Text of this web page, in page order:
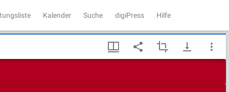
Kalender Suche digiPress Hilfe